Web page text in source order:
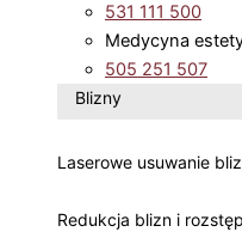
531 111 500
Medycyna
505 251 507
Blizny
Laserowe usuwanie
Redukcja blizn i